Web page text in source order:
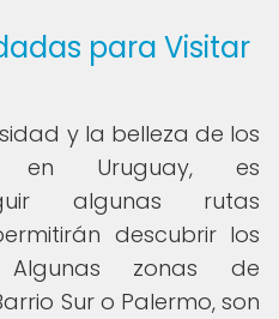
para Visitar
y la belleza de los
en Uruguay, es
algunas rutas
descubrir los
zonas de
Sur o Palermo, son